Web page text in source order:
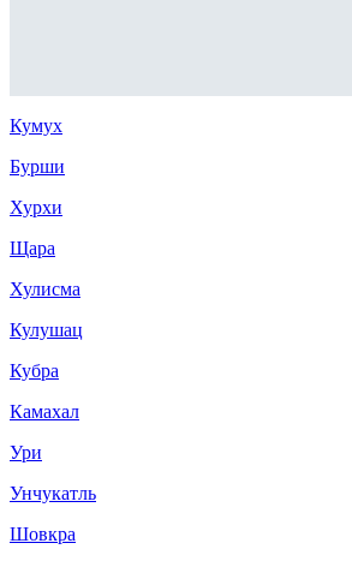
Кумух
Бурши
Хурхи
Щара
Хулисма
Кулушац
Кубра
Камахал
Ури
Унчукатль
Шовкра